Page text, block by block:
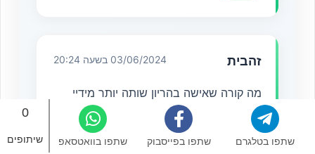
0
שיתופים שתפו בוואטסאפ שתפו בפייסבוק שתפו בטלגרם
זהבית 03/06/2024 בשעה 20:24
מה קורה שאישה בהריון שותה יותר מידיי
מיים?
השב